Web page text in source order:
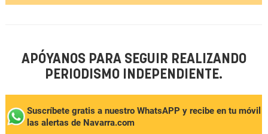
APÓYANOS PARA SEGUIR REALIZANDO
PERIODISMO INDEPENDIENTE.
Suscríbete gratis a nuestro WhatsAPP y recibe en tu móvil
las alertas de Navarra.com